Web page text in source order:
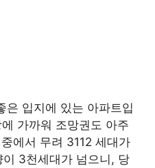
은 입지에 있는 아파트입
가까워 조망권도 아주
에서 무려 3112 세대가
3천세대가 넘으니, 당